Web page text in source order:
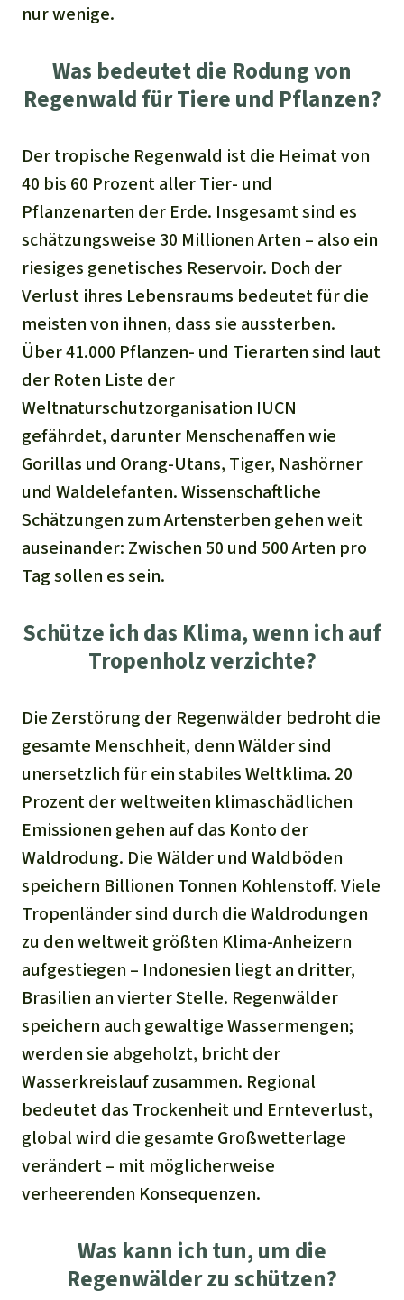
nur wenige.
Was bedeutet die Rodung von
Regenwald für Tiere und Pflanzen?
Der tropische Regenwald ist die Heimat von
40 bis 60 Prozent aller Tier- und
Pflanzenarten der Erde. Insgesamt sind es
schätzungsweise 30 Millionen Arten – also ein
riesiges genetisches Reservoir. Doch der
Verlust ihres Lebensraums bedeutet für die
meisten von ihnen, dass sie aussterben.
Über 41.000 Pflanzen- und Tierarten sind laut
der Roten Liste der
Weltnaturschutzorganisation IUCN
gefährdet, darunter Menschenaffen wie
Gorillas und Orang-Utans, Tiger, Nashörner
und Waldelefanten. Wissenschaftliche
Schätzungen zum Artensterben gehen weit
auseinander: Zwischen 50 und 500 Arten pro
Tag sollen es sein.
Schütze ich das Klima, wenn ich auf
Tropenholz verzichte?
Die Zerstörung der Regenwälder bedroht die
gesamte Menschheit, denn Wälder sind
unersetzlich für ein stabiles Weltklima. 20
Prozent der weltweiten klimaschädlichen
Emissionen gehen auf das Konto der
Waldrodung. Die Wälder und Waldböden
speichern Billionen Tonnen Kohlenstoff. Viele
Tropenländer sind durch die Waldrodungen
zu den weltweit größten Klima-Anheizern
aufgestiegen – Indonesien liegt an dritter,
Brasilien an vierter Stelle. Regenwälder
speichern auch gewaltige Wassermengen;
werden sie abgeholzt, bricht der
Wasserkreislauf zusammen. Regional
bedeutet das Trockenheit und Ernteverlust,
global wird die gesamte Großwetterlage
verändert – mit möglicherweise
verheerenden Konsequenzen.
Was kann ich tun, um die
Regenwälder zu schützen?